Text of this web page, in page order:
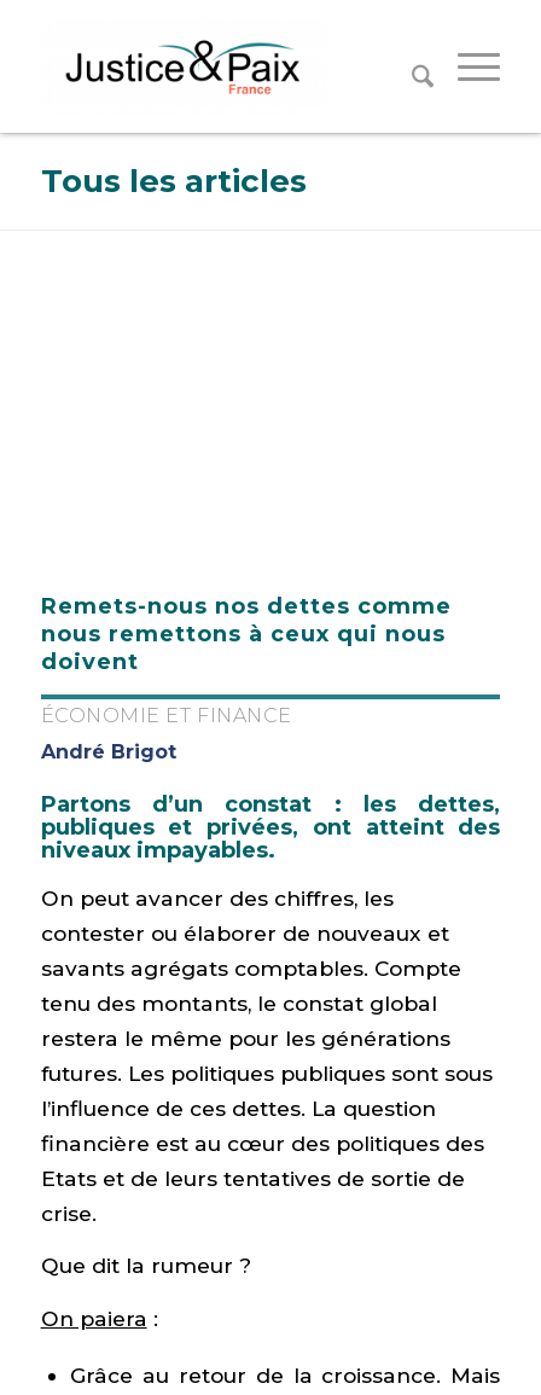
Tous les articles
Remets-nous nos dettes comme
nous remettons à ceux qui nous
doivent
ÉCONOMIE ET FINANCE
André Brigot
Partons d’un constat : les dettes,
publiques et privées, ont atteint des
niveaux impayables.
On peut avancer des chiffres, les
contester ou élaborer de nouveaux et
savants agrégats comptables. Compte
tenu des montants, le constat global
restera le même pour les générations
futures. Les politiques publiques sont sous
l’influence de ces dettes. La question
financière est au cœur des politiques des
Etats et de leurs tentatives de sortie de
crise.
Que dit la rumeur ?
On paiera :
Grâce au retour de la croissance. Mais